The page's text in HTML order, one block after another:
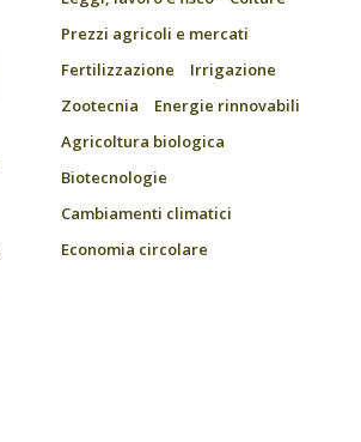
Prezzi agricoli e mercati
Fertilizzazione
Irrigazione
Zootecnia
Energie rinnovabili
Agricoltura biologica
Biotecnologie
Cambiamenti climatici
Economia circolare